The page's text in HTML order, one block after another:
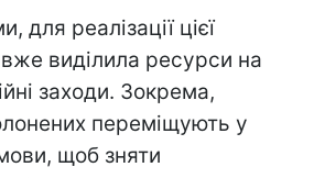
для реалізації цієї
вже виділила ресурси на
заходи. Зокрема,
переміщують у
щоб зняти